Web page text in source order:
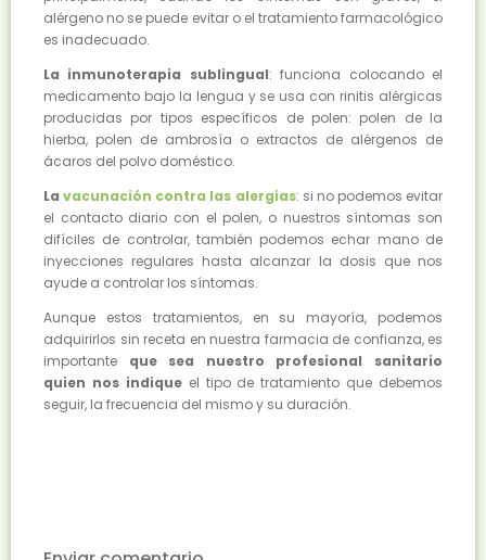
alérgeno no se puede evitar o el tratamiento farmacológico
es inadecuado.
La inmunoterapia sublingual: funciona colocando el
medicamento bajo la lengua y se usa con rinitis alérgicas
producidas por tipos específicos de polen: polen de la
hierba, polen de ambrosía o extractos de alérgenos de
ácaros del polvo doméstico.
Lavacunación contra las alergias: si no podemos evitar
el contacto diario con el polen, o nuestros síntomas son
difíciles de controlar, también podemos echar mano de
inyecciones regulares hasta alcanzar la dosis que nos
ayude a controlar los síntomas.
Aunque estos tratamientos, en su mayoría, podemos
adquirirlos sin receta en nuestra farmacia de confianza, es
importante que sea nuestro profesional sanitario
quien nos indiqueel tipo de tratamiento que debemos
seguir, la frecuencia del mismo y su duración.